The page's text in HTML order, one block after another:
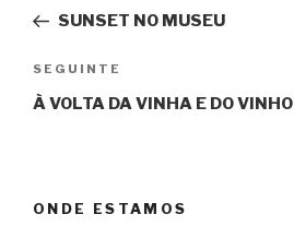
artigos
anterior
SUNSET NO MUSEU
Conteúdo
seguinte
SEGUINTE
À VOLTA DA VINHA E DO VINHO
ONDE ESTAMOS